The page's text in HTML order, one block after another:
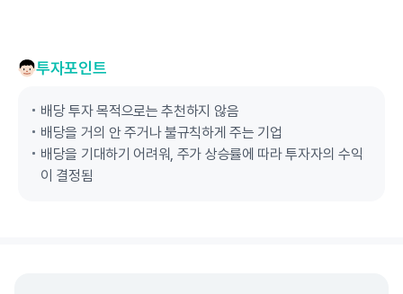
투자포인트
배당 투자 목적으로는 추천하지 않음
배당을 거의 안 주거나 불규칙하게 주는 기업
배당을 기대하기 어려워, 주가 상승률에 따라 투자자의 수익
이 결정됨